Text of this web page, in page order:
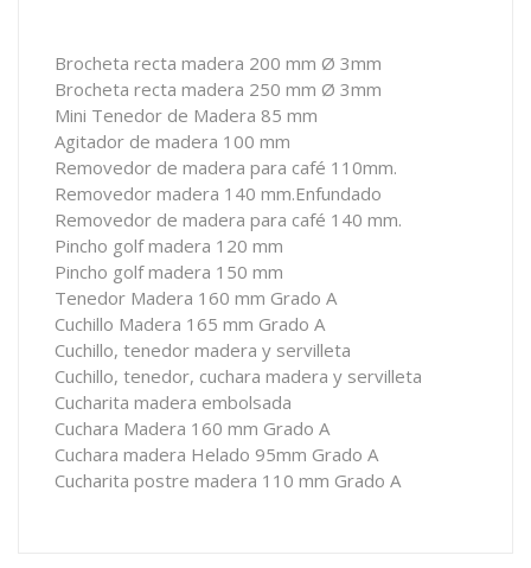
Brocheta recta madera 200 mm Ø 3mm
Brocheta recta madera 250 mm Ø 3mm
Mini Tenedor de Madera 85 mm
Agitador de madera 100 mm
Removedor de madera para café 110mm.
Removedor madera 140 mm.Enfundado
Removedor de madera para café 140 mm.
Pincho golf madera 120 mm
Pincho golf madera 150 mm
Tenedor Madera 160 mm Grado A
Cuchillo Madera 165 mm Grado A
Cuchillo, tenedor madera y servilleta
Cuchillo, tenedor, cuchara madera y servilleta
Cucharita madera embolsada
Cuchara Madera 160 mm Grado A
Cuchara madera Helado 95mm Grado A
Cucharita postre madera 110 mm Grado A